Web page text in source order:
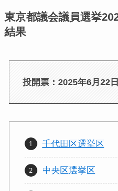
東京都議会議員選挙
結果
投開票：2025年6月22日
千代田区選挙区
中央区選挙区